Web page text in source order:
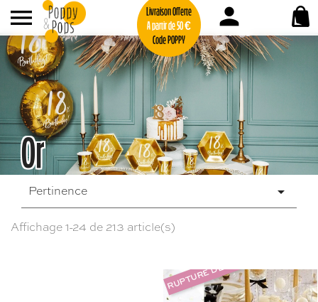
Livraison Offerte
A partir de 50 €
Code POPPY
 person
Or
Pertinence 
Affichage 1-24 de 213 article(s)
RUPTURE DE STOCK